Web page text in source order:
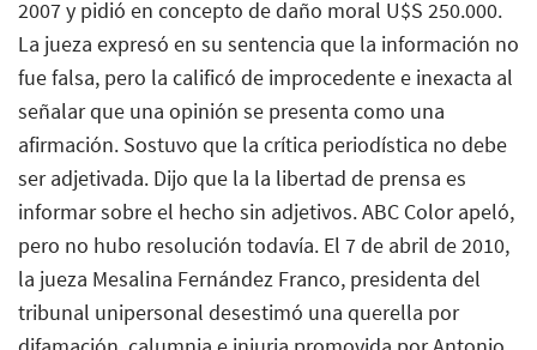
2007 y pidió en concepto de daño moral U$S 250.000.
La jueza expresó en su sentencia que la información no
fue falsa, pero la calificó de improcedente e inexacta al
señalar que una opinión se presenta como una
afirmación. Sostuvo que la crítica periodística no debe
ser adjetivada. Dijo que la la libertad de prensa es
informar sobre el hecho sin adjetivos. ABC Color apeló,
pero no hubo resolución todavía. El 7 de abril de 2010,
la jueza Mesalina Fernández Franco, presidenta del
tribunal unipersonal desestimó una querella por